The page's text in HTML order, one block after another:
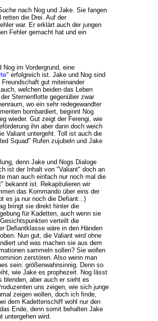
nach Nog und Jake. Sie fangen
die Drei. Auf der
war. Er erklärt auch der jungen
Fehler gemacht hat und ein
im Vordergrund, eine
" erfolgreich ist. Jake und Nog sind
gut miteinander
welchen beiden das Leben
Sternenflotte gegenüber zwar
wo ein sehr redegewandter
bombardiert, beginnt Nog
wieder. Gut zeigt der Ferengi, wie
ihn aber dann doch weich
Valiant untergeht. Toll ist auch die
Squad" Rufen zujubeln und Jake
denn Jake und Nogs Dialoge
ist der Inhalt von "Valiant" doch an
man auch einfach nur noch mal die
" bekannt ist. Rekapitulieren wir
das Kommando über eins der
es ja nur noch die Defiant...)
bringt sie direkt hinter die
für Kadetten, auch wenn sie
verteilt die
Defiantklasse wäre in den Händen
Nun gut, die Valiant wird ohne
und was machen sie aus dem
sammeln sollen? Sie wollen
zerstören. Also wenn man
sein: größenwahnsinnig. Denn so
wie Jake es prophezeit. Nog lässt
aber auch er sieht es
uns zeigen, wie sich junge
zeigen wollen, doch ich finde,
dem Kadettenschiff wohl nur den
Ende, denn somit behalten Jake
untergehen wird.